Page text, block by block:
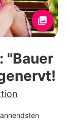
"Bauer